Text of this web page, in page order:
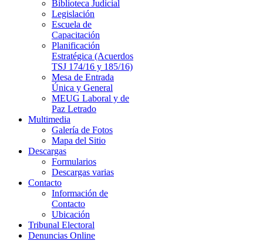
Biblioteca Judicial
Legislación
Escuela de
Capacitación
Planificación
Estratégica (Acuerdos
TSJ 174/16 y 185/16)
Mesa de Entrada
Única y General
MEUG Laboral y de
Paz Letrado
Multimedia
Galería de Fotos
Mapa del Sitio
Descargas
Formularios
Descargas varias
Contacto
Información de
Contacto
Ubicación
Tribunal Electoral
Denuncias Online